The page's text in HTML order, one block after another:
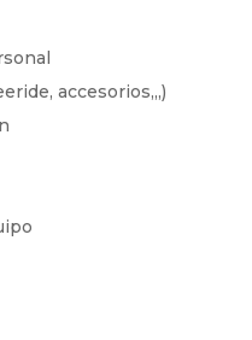
accesorios,,,)